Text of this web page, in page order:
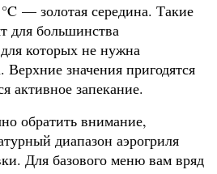
— золотая середина. Такие
для большинства
которых не нужна
Верхние значения пригодятся
активное запекание.
обратить внимание,
диапазон аэрогриля
Для базового меню вам вряд